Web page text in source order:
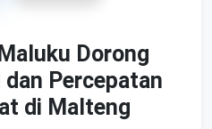
Dorong
Percepatan
di Malteng